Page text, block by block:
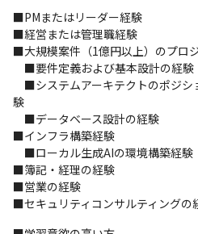
■PMまたはリーダー経験
■経営または管理職経験
■大規模案件（1億円以上）のプロ
■要件定義および基本設計の経験
■システムアーキテクトのポジシ
験
■データベース設計の経験
■インフラ構築経験
■ローカル生成AIの環境構築経験
■簿記・経理の経験
■営業の経験
■セキュリティコンサルティングの